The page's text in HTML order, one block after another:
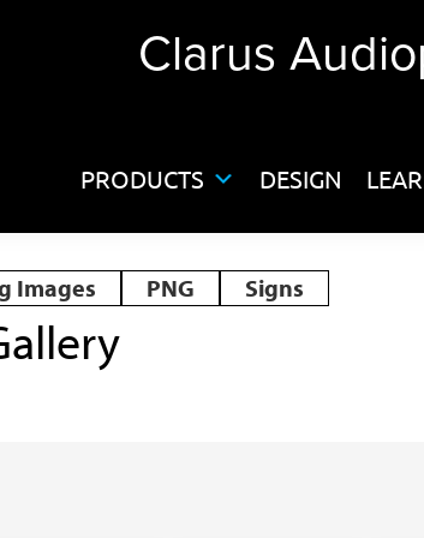
Clarus
PRODUCTS DESIGN
Images PNG Signs